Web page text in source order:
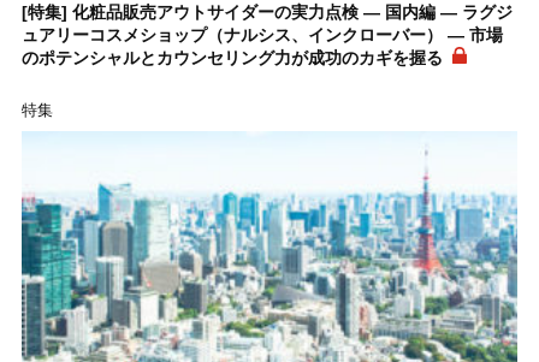
[特集] 化粧品販売アウトサイダーの実力点検 ― 国内編 ― ラグジ
ュアリーコスメショップ（ナルシス、インクローバー） ― 市場
のポテンシャルとカウンセリング力が成功のカギを握る
特集